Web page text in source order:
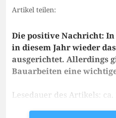
Artikel teilen:
Die positive Nachricht:
in diesem Jahr wieder
ausgerichtet. Allerdings
Bauarbeiten eine
Lesedauer des Artikels: